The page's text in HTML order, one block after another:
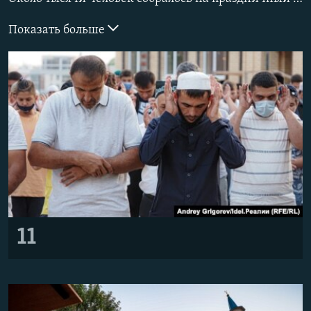
ПОДПИШИТЕСЬ НА РАССЫЛКУ
СОЦИАЛЬНЫЕ СЕТИ
Все сайты РСЕ/РС
Показать больше
11